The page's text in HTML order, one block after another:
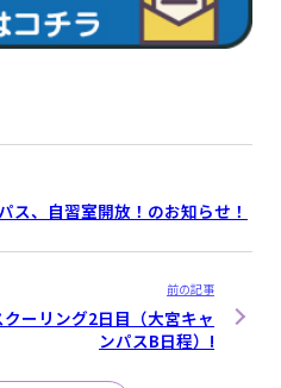
ス、自習室開放！のお知らせ！
前の記事
クーリング2日目（大宮キャ
ンパスB日程）!